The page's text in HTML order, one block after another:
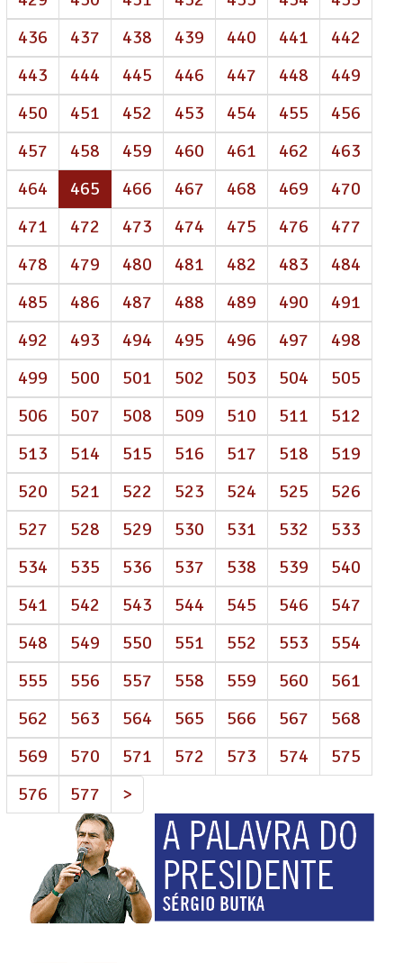
436
437 438 439 440 441
442
443
444 445 446 447 448
449
450
451 452 453 454 455
456
457
458 459 460 461 462
463
464
465 (atual)
466 467 468 469
470
471
472 473 474 475 476
477
478
479 480 481 482 483
484
485
486 487 488 489 490
491
492
493 494 495 496 497
498
499
500 501 502 503 504
505
506
507 508 509 510 511
512
513
514 515 516 517 518
519
520
521 522 523 524 525
526
527
528 529 530 531 532
533
534
535 536 537 538 539
540
541
542 543 544 545 546
547
548
549 550 551 552 553
554
555
556 557 558 559 560
561
562
563 564 565 566 567
568
569
570 571 572 573 574
575
576
577 >